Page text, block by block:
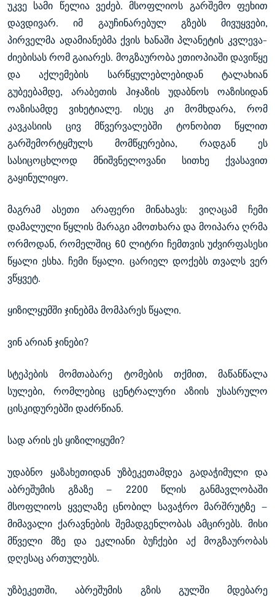
უკვე სამი წელია ვეძებ. მსოფლიოს გარშემო ფეხით
დავდივარ. იმ გაუჩინარებულ გზებს მივუყვები,
პირველმა ადამიანებმა ქვის ხანაში პლანეტის კვლევა-
ძიებისას რომ გაიარეს. მოგზაურობა ეთიოპიაში დავიწყე
და აქლემების სარწყულებლებიდან ტალახიან
გუბეებამდე, არაბეთის ჰიჯაზის უდაბნოს ოაზისიდან
ოაზისამდე ვიხეტიალე. ისეც კი მომხდარა, რომ
კავკასიის ცივ მწვერვალებში ტონობით წყლით
გარშემორტყმულს მომწყურებია, რადგან ეს
სასიცოცხლოდ მნიშვნელოვანი სითხე ქვასავით
გაყინულიყო.
მაგრამ ასეთი არაფერი მინახავს: ვიღაცამ ჩემი
დამალული წყლის მარაგი ამოთხარა და მოიპარა ღრმა
ორმოდან, რომელშიც 60 ლიტრი ჩემთვის უძვირფასესი
წყალი ესხა. ჩემი წყალი. ცარიელ დოქებს თვალს ვერ
ვწყვეტ.
ყიზილყუმში ჯინებმა მომპარეს წყალი.
ვინ არიან ჯინები?
სტეპების მომთაბარე ტომების თქმით, მაწანწალა
სულები, რომლებიც ცენტრალური აზიის უსასრულო
ცისკიდურებში დაძრწიან.
სად არის ეს ყიზილიყუმი?
უდაბნო ყაზახეთიდან უზბეკეთამდეა გადაჭიმული და
აბრეშუმის გზაზე — 2200 წლის განმავლობაში
მსოფლიოს ყველაზე ცნობილ სავაჭრო მარშრუტზე —
მიმავალი ქარავნების შემადგენლობას ამცირებს. მისი
მწველი მზე და ეკლიანი ბუჩქები აქ მოგზაურობას
დღესაც ართულებს.
უზბეკეთში, აბრეშუმის გზის გულში მდებარე